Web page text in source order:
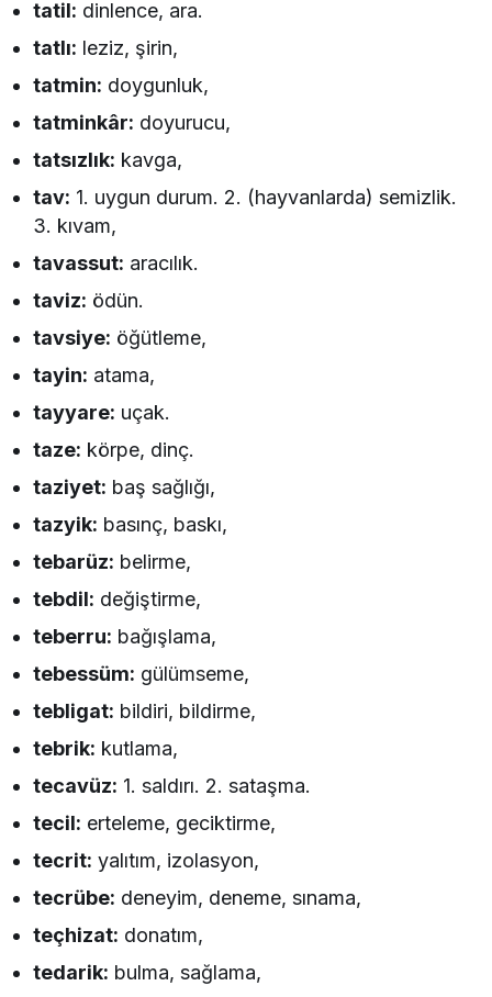
tatil: dinlence, ara.
tatlı: leziz, şirin,
tatmin: doygunluk,
tatminkâr: doyurucu,
tatsızlık: kavga,
tav: 1. uygun durum. 2. (hayvanlarda) semizlik.
3. kıvam,
tavassut: aracılık.
taviz: ödün.
tavsiye: öğütleme,
tayin: atama,
tayyare: uçak.
taze: körpe, dinç.
taziyet: baş sağlığı,
tazyik: basınç, baskı,
tebarüz: belirme,
tebdil: değiştirme,
teberru: bağışlama,
tebessüm: gülümseme,
tebligat: bildiri, bildirme,
tebrik: kutlama,
tecavüz: 1. saldırı. 2. sataşma.
tecil: erteleme, geciktirme,
tecrit: yalıtım, izolasyon,
tecrübe: deneyim, deneme, sınama,
teçhizat: donatım,
tedarik: bulma, sağlama,